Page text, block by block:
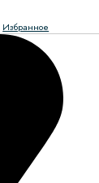
Избранное